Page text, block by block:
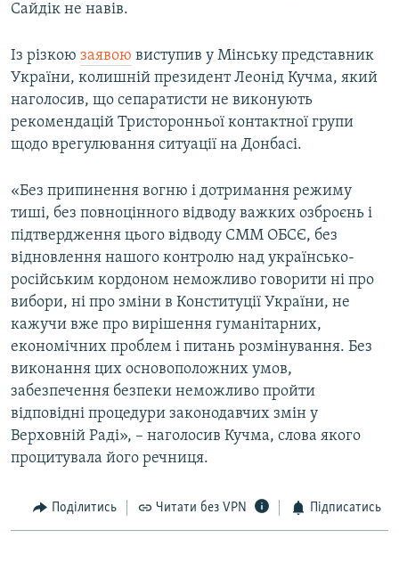
Сайдік не навів.
Із різкою заявою виступив у Мінську представник
України, колишній президент Леонід Кучма, який
наголосив, що сепаратисти не виконують
рекомендацій Тристоронньої контактної групи
щодо врегулювання ситуації на Донбасі.
«Без припинення вогню і дотримання режиму
тиші, без повноцінного відводу важких озброєнь і
підтвердження цього відводу СММ ОБСЄ, без
відновлення нашого контролю над українсько-
російським кордоном неможливо говорити ні про
вибори, ні про зміни в Конституції України, не
кажучи вже про вирішення гуманітарних,
економічних проблем і питань розмінування. Без
виконання цих основоположних умов,
забезпечення безпеки неможливо пройти
відповідні процедури законодавчих змін у
Верховній Раді», – наголосив Кучма, слова якого
процитувала його речниця.
Поділитись Читати без VPN Підписатись